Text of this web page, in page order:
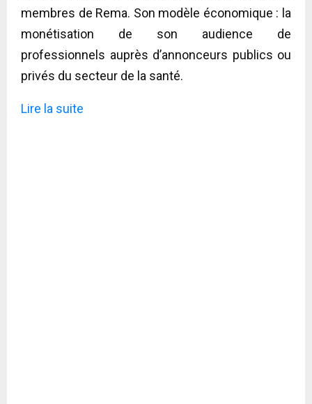
membres de Rema. Son modèle économique : la
monétisation de son audience de
professionnels auprès d’annonceurs publics ou
privés du secteur de la santé.
Lire la suite